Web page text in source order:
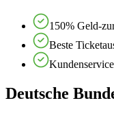
150% Geld-
Beste
Deutsche